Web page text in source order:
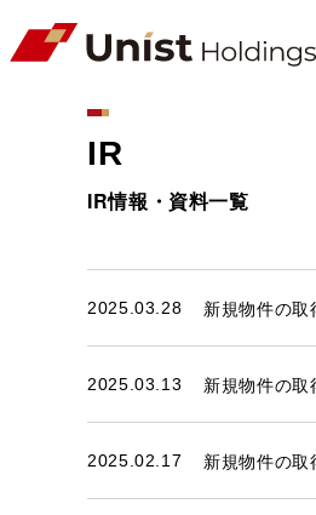
IR
IR情報・資料一覧
2025.03.28 新規物件の
2025.03.13 新規物件の
2025.02.17 新規物件の